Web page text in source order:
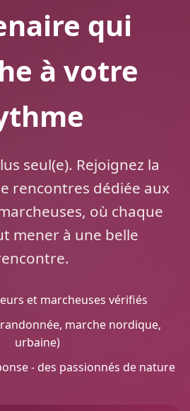
qui
à votre
seul(e). Rejoignez la
rencontres dédiée aux
où chaque
mener à une belle
et marcheuses vérifiés
marche nordique,
urbaine)
- des passionnés de nature